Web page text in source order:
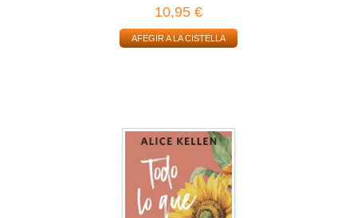
10,95 €
AFEGIR A LA CISTELLA